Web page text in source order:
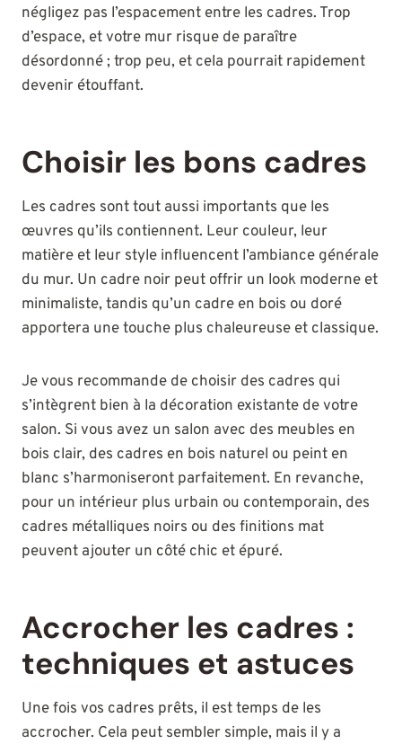
négligez pas l’espacement entre les cadres. Trop
d’espace, et votre mur risque de paraître
désordonné ; trop peu, et cela pourrait rapidement
devenir étouffant.
Choisir les bons cadres
Les cadres sont tout aussi importants que les
œuvres qu’ils contiennent. Leur couleur, leur
matière et leur style influencent l’ambiance générale
du mur. Un cadre noir peut offrir un look moderne et
minimaliste, tandis qu’un cadre en bois ou doré
apportera une touche plus chaleureuse et classique.
Je vous recommande de choisir des cadres qui
s’intègrent bien à la décoration existante de votre
salon. Si vous avez un salon avec des meubles en
bois clair, des cadres en bois naturel ou peint en
blanc s’harmoniseront parfaitement. En revanche,
pour un intérieur plus urbain ou contemporain, des
cadres métalliques noirs ou des finitions mat
peuvent ajouter un côté chic et épuré.
Accrocher les cadres :
techniques et astuces
Une fois vos cadres prêts, il est temps de les
accrocher. Cela peut sembler simple, mais il y a